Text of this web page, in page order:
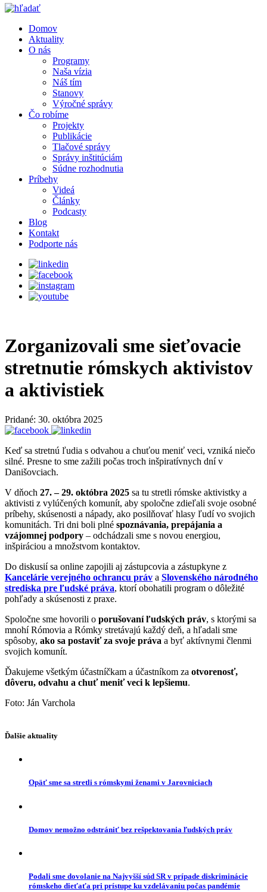
Domov
Aktuality
O nás
Programy
Naša vízia
Náš tím
Stanovy
Výročné správy
Čo robíme
Projekty
Publikácie
Tlačové správy
Správy inštitúciám
Súdne rozhodnutia
Príbehy
Videá
Články
Podcasty
Blog
Kontakt
Podporte nás
Zorganizovali sme sieťovacie
stretnutie rómskych aktivistov
a aktivistiek
Pridané: 30. októbra 2025
Keď sa stretnú ľudia s odvahou a chuťou meniť veci, vzniká niečo
silné. Presne to sme zažili počas troch inšpiratívnych dní v
Danišovciach.
V dňoch 27. – 29. októbra 2025 sa tu stretli rómske aktivistky a
aktivisti z vylúčených komunít, aby spoločne zdieľali svoje osobné
príbehy, skúsenosti a nápady, ako posilňovať hlasy ľudí vo svojich
komunitách. Tri dni boli plné spoznávania, prepájania a
vzájomnej podpory – odchádzali sme s novou energiou,
inšpiráciou a množstvom kontaktov.
Do diskusií sa online zapojili aj zástupcovia a zástupkyne z
Kancelárie verejného ochrancu práv a Slovenského národného
strediska pre ľudské práva, ktorí obohatili program o dôležité
pohľady a skúsenosti z praxe.
Spoločne sme hovorili o porušovaní ľudských práv, s ktorými sa
mnohí Rómovia a Rómky stretávajú každý deň, a hľadali sme
spôsoby, ako sa postaviť za svoje práva a byť aktívnymi členmi
svojich komunít.
Ďakujeme všetkým účastníčkam a účastníkom za otvorenosť,
dôveru, odvahu a chuť meniť veci k lepšiemu.
Foto: Ján Varchola
Ďalšie aktuality
Opäť sme sa stretli s rómskymi ženami v Jarovniciach
Domov nemožno odstrániť bez rešpektovania ľudských práv
Podali sme dovolanie na Najvyšší súd SR v prípade diskriminácie
rómskeho dieťaťa pri prístupe ku vzdelávaniu počas pandémie